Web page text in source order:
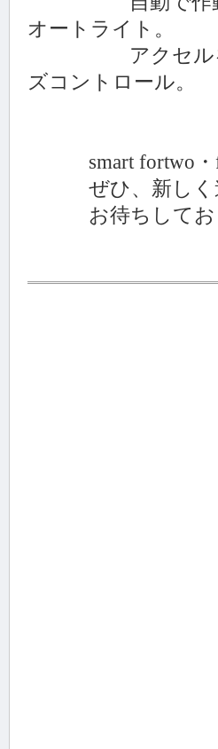
オートライト。
アクセルを踏
ズコントロール。
smart fortwo・
ぜひ、新しく進
お待ちしてお